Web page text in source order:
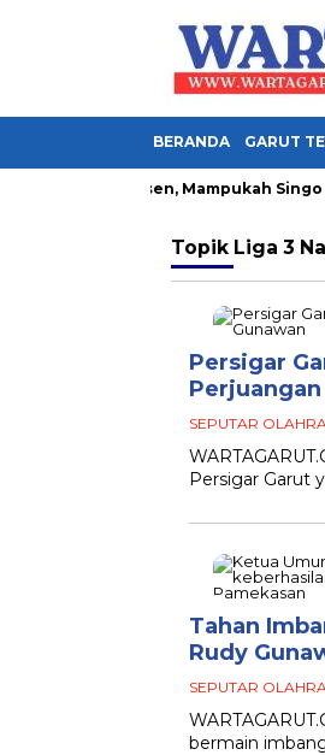
BERANDA GARUT
Henrique Absen, Mampukah Singo
Topik Liga 3
Persigar
SEPUTAR
Persigar Garut
Tahan
Rudy
SEPUTAR
bermain